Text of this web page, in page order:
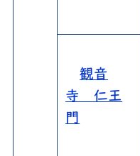
観音
寺 仁王
門